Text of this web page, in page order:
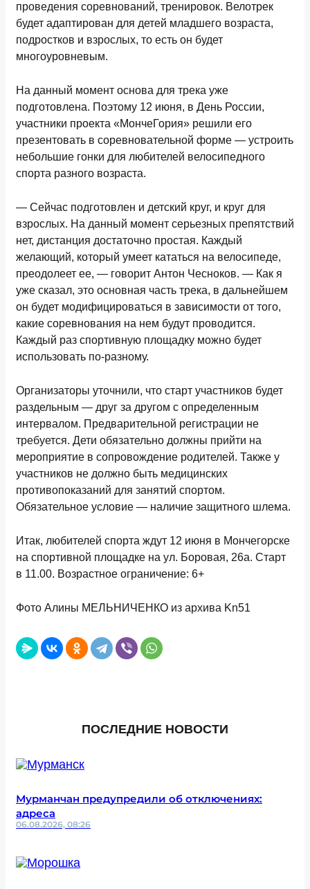
проведения соревнований, тренировок. Велотрек
будет адаптирован для детей младшего возраста,
подростков и взрослых, то есть он будет
многоуровневым.
На данный момент основа для трека уже
подготовлена. Поэтому 12 июня, в День России,
участники проекта «МончеГория» решили его
презентовать в соревновательной форме — устроить
небольшие гонки для любителей велосипедного
спорта разного возраста.
— Сейчас подготовлен и детский круг, и круг для
взрослых. На данный момент серьезных препятствий
нет, дистанция достаточно простая. Каждый
желающий, который умеет кататься на велосипеде,
преодолеет ее, — говорит Антон Чесноков. — Как я
уже сказал, это основная часть трека, в дальнейшем
он будет модифицироваться в зависимости от того,
какие соревнования на нем будут проводится.
Каждый раз спортивную площадку можно будет
использовать по-разному.
Организаторы уточнили, что старт участников будет
раздельным — друг за другом с определенным
интервалом. Предварительной регистрации не
требуется. Дети обязательно должны прийти на
мероприятие в сопровождение родителей. Также у
участников не должно быть медицинских
противопоказаний для занятий спортом.
Обязательное условие — наличие защитного шлема.
Итак, любителей спорта ждут 12 июня в Мончегорске
на спортивной площадке на ул. Боровая, 26а. Старт
в 11.00. Возрастное ограничение: 6+
Фото Алины МЕЛЬНИЧЕНКО из архива Kn51
ПОСЛЕДНИЕ НОВОСТИ
Мурманчан предупредили об отключениях:
адреса
06.08.2026, 08:26